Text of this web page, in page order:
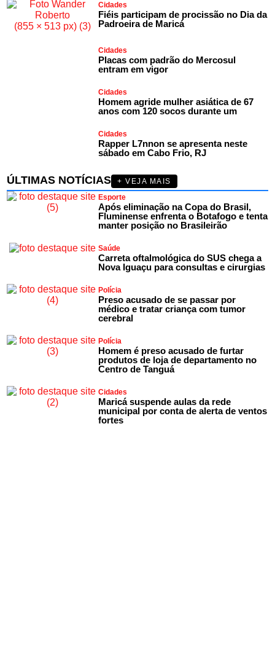
Cidades
Fiéis participam de procissão no Dia da
Padroeira de Maricá
Cidades
Placas com padrão do Mercosul
entram em vigor
Cidades
Homem agride mulher asiática de 67
anos com 120 socos durante um
Cidades
Rapper L7nnon se apresenta neste
sábado em Cabo Frio, RJ
ÚLTIMAS NOTÍCIAS
+ VEJA MAIS
Esporte
Após eliminação na Copa do Brasil,
Fluminense enfrenta o Botafogo e tenta
manter posição no Brasileirão
Saúde
Carreta oftalmológica do SUS chega a
Nova Iguaçu para consultas e cirurgias
Polícia
Preso acusado de se passar por
médico e tratar criança com tumor
cerebral
Polícia
Homem é preso acusado de furtar
produtos de loja de departamento no
Centro de Tanguá
Cidades
Maricá suspende aulas da rede
municipal por conta de alerta de ventos
fortes